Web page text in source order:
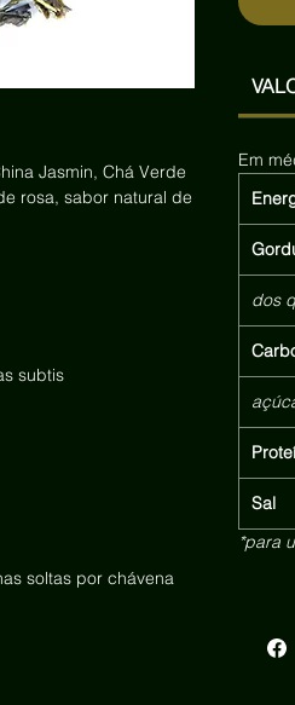
Jasmin, Chá Verde
rosa, sabor natural de
subtis
soltas por chávena
Em
dos
Sal
*para